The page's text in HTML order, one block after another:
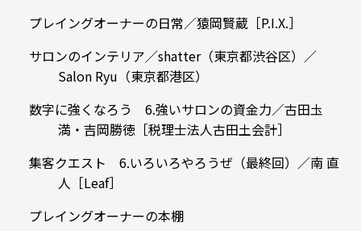
プレイングオーナーの日常／猿岡賢蔵［P.I.X.］
サロンのインテリア／shatter（東京都渋谷区）／
Salon Ryu（東京都港区）
数字に強くなろう 6.強いサロンの資金力／古田圡
満・吉岡勝徳［税理士法人古田土会計］
集客クエスト 6.いろいろやろうぜ（最終回）／南 直
人［Leaf］
プレイングオーナーの本棚